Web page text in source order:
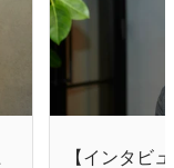
【インタビ